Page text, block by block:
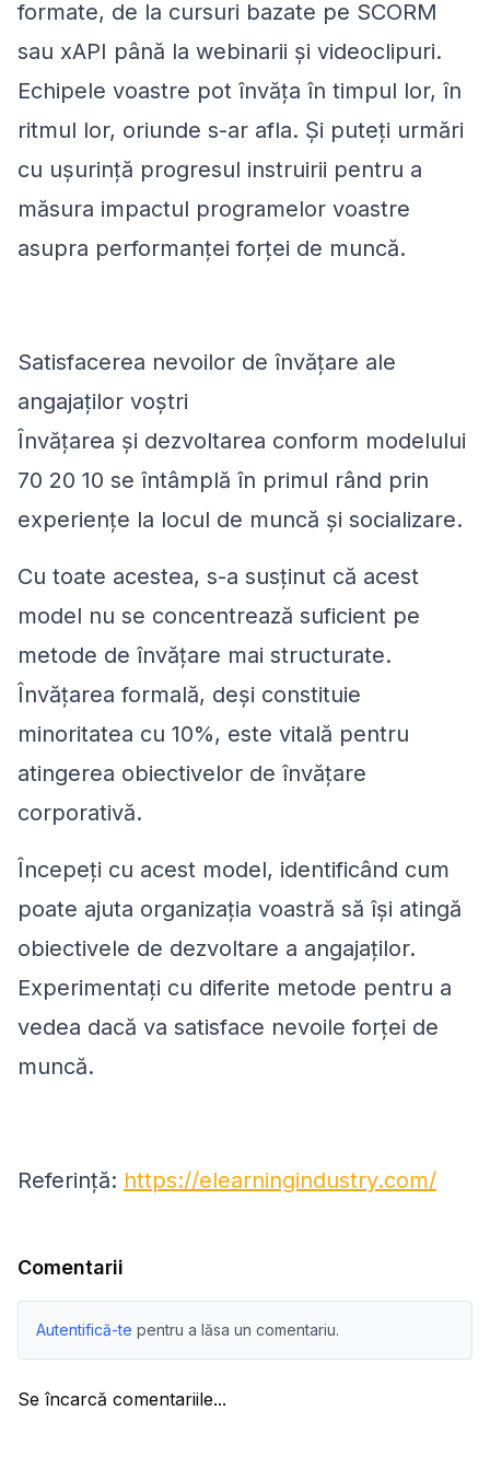
formate, de la cursuri bazate pe SCORM
sau xAPI până la webinarii și videoclipuri.
Echipele voastre pot învăța în timpul lor, în
ritmul lor, oriunde s-ar afla. Și puteți urmări
cu ușurință progresul instruirii pentru a
măsura impactul programelor voastre
asupra performanței forței de muncă.
Satisfacerea nevoilor de învățare ale
angajaților voștri
Învățarea și dezvoltarea conform modelului
70 20 10 se întâmplă în primul rând prin
experiențe la locul de muncă și socializare.
Cu toate acestea, s-a susținut că acest
model nu se concentrează suficient pe
metode de învățare mai structurate.
Învățarea formală, deși constituie
minoritatea cu 10%, este vitală pentru
atingerea obiectivelor de învățare
corporativă.
Începeți cu acest model, identificând cum
poate ajuta organizația voastră să își atingă
obiectivele de dezvoltare a angajaților.
Experimentați cu diferite metode pentru a
vedea dacă va satisface nevoile forței de
muncă.
Referință: https://elearningindustry.com/
Comentarii
Autentifică-te pentru a lăsa un comentariu.
Se încarcă comentariile...